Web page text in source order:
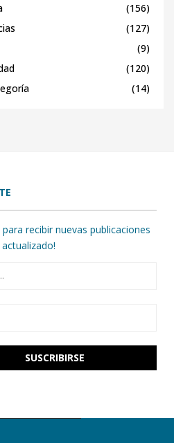
(156)
(127)
(9)
(120)
(14)
recibir nuevas publicaciones